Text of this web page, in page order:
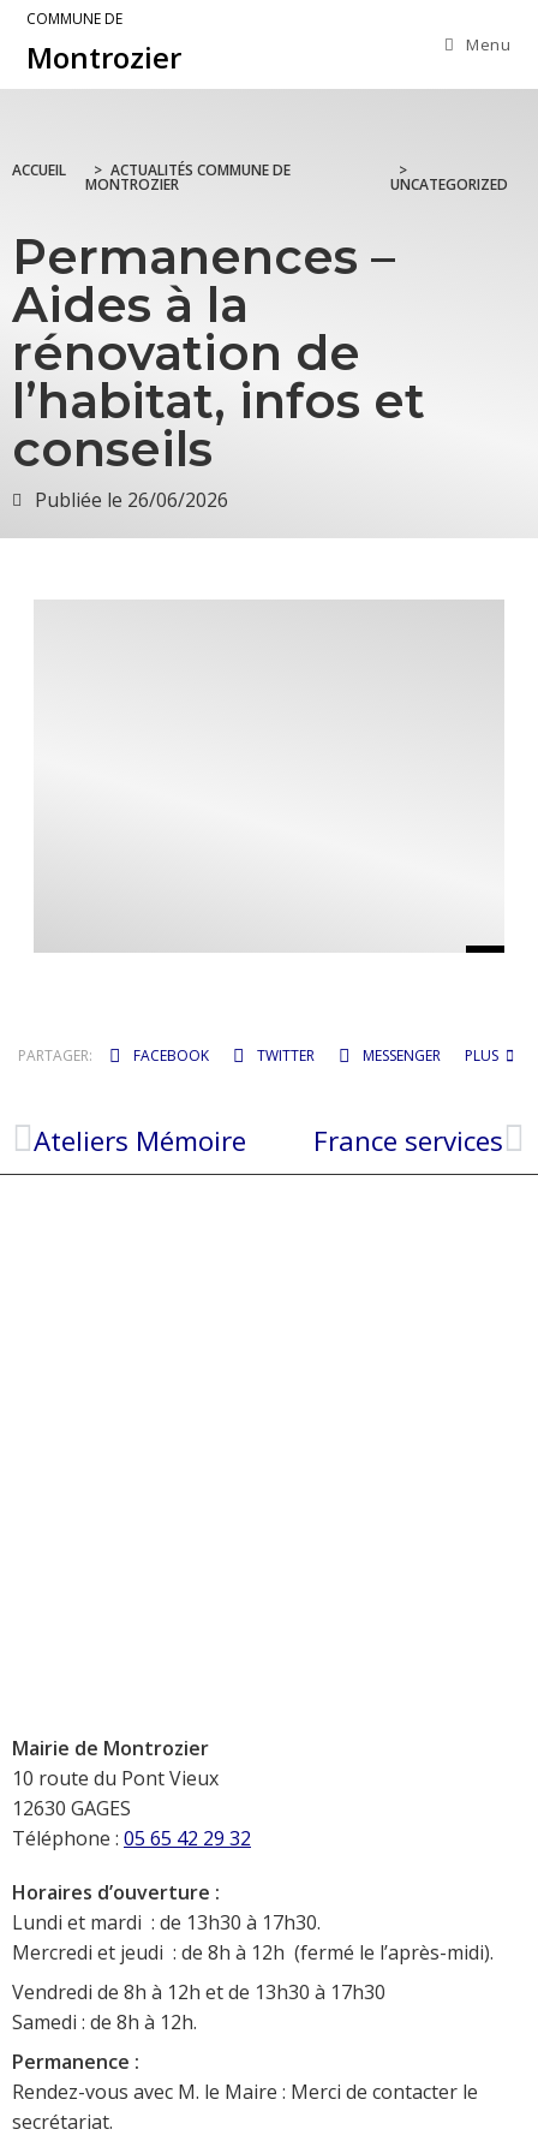
COMMUNE DE
Montrozier Menu
ACCUEIL > ACTUALITÉS COMMUNE DE
MONTROZIER
>
UNCATEGORIZED
Permanences –
Aides à la
rénovation de
l’habitat, infos et
conseils
Publiée le 26/06/2026
PARTAGER: FACEBOOK TWITTER MESSENGER PLUS
Ateliers Mémoire France services
Mairie de Montrozier
10 route du Pont Vieux
12630 GAGES
Téléphone : 05 65 42 29 32
Horaires d’ouverture :
Lundi et mardi : de 13h30 à 17h30.
Mercredi et jeudi : de 8h à 12h (fermé le l’après-midi).
Vendredi de 8h à 12h et de 13h30 à 17h30
Samedi : de 8h à 12h.
Permanence :
Rendez-vous avec M. le Maire : Merci de contacter le
secrétariat.